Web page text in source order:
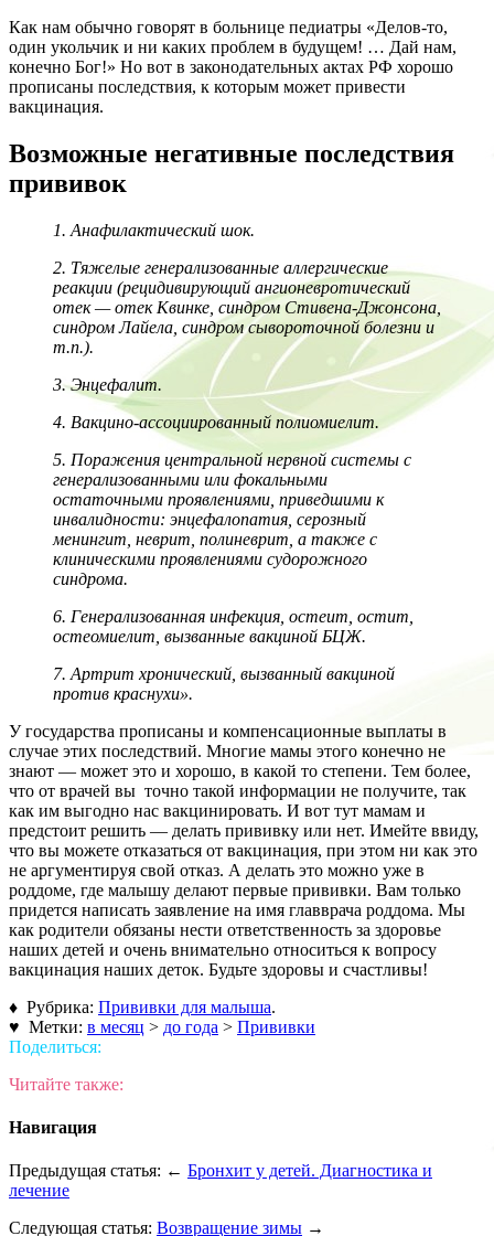
Как нам обычно говорят в больнице педиатры «Делов-то,
один укольчик и ни каких проблем в будущем! … Дай нам,
конечно Бог!» Но вот в законодательных актах РФ хорошо
прописаны последствия, к которым может привести
вакцинация.
Возможные негативные последствия
прививок
1. Анафилактический шок.
2. Тяжелые генерализованные аллергические
реакции (рецидивирующий ангионевротический
отек — отек Квинке, синдром Стивена-Джонсона,
синдром Лайела, синдром сывороточной болезни и
т.п.).
3. Энцефалит.
4. Вакцино-ассоциированный полиомиелит.
5. Поражения центральной нервной системы с
генерализованными или фокальными
остаточными проявлениями, приведшими к
инвалидности: энцефалопатия, серозный
менингит, неврит, полиневрит, а также с
клиническими проявлениями судорожного
синдрома.
6. Генерализованная инфекция, остеит, остит,
остеомиелит, вызванные вакциной БЦЖ.
7. Артрит хронический, вызванный вакциной
против краснухи».
У государства прописаны и компенсационные выплаты в
случае этих последствий. Многие мамы этого конечно не
знают — может это и хорошо, в какой то степени. Тем более,
что от врачей вы точно такой информации не получите, так
как им выгодно нас вакцинировать. И вот тут мамам и
предстоит решить — делать прививку или нет. Имейте ввиду,
что вы можете отказаться от вакцинация, при этом ни как это
не аргументируя свой отказ. А делать это можно уже в
роддоме, где малышу делают первые прививки. Вам только
придется написать заявление на имя главврача роддома. Мы
как родители обязаны нести ответственность за здоровье
наших детей и очень внимательно относиться к вопросу
вакцинация наших деток. Будьте здоровы и счастливы!
♦ Рубрика: Прививки для малыша.
♥ Метки: в месяц > до года > Прививки
Поделиться:
Читайте также:
Навигация
Предыдущая статья: ← Бронхит у детей. Диагностика и
лечение
Следующая статья: Возвращение зимы →